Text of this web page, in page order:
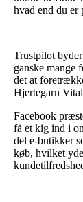
hvad end du er
Trustpilot
ganske mange
det at
Hjertegarn
Facebook
få et kig ind i
del e-butikker
køb, hvilket